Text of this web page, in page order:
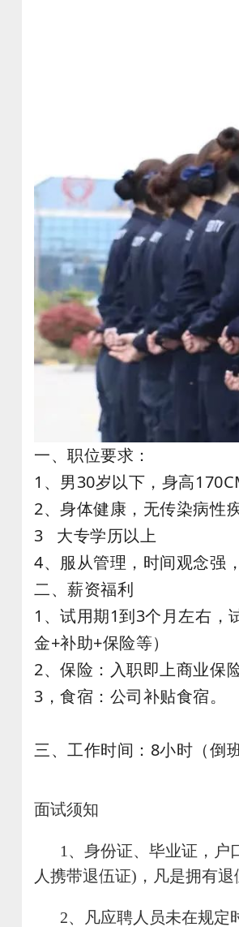
一、职位要求：
1、男30岁以下，身高
2、身体健康，无传染病性疾
3 大专学历以上
4、服从管理，时间观念强
二、薪资福利
1、试用期1到3个月左右，
金+补助+保险等）
2、保险：入职即上商业保
3，食宿：公司补贴食宿。
三、工作时间：8小时（倒班
面试须知
1、身份证、毕业证，户
人携带退伍证)，凡是拥有
2、凡应聘人员未在规定